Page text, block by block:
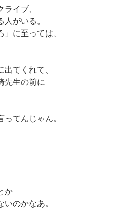
イブ、
がいる。
」に至っては、
てくれて、
先生の前に
てんじゃん。
か
のかなあ。